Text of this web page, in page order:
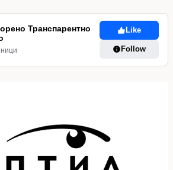
Транспарентно
Like
Follow